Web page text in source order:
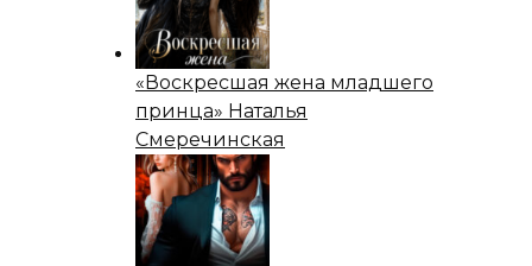
«Воскресшая жена младшего
принца» Наталья
Смеречинская